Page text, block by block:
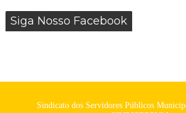
Siga Nosso Facebook
Sindicato dos Servidores Públicos